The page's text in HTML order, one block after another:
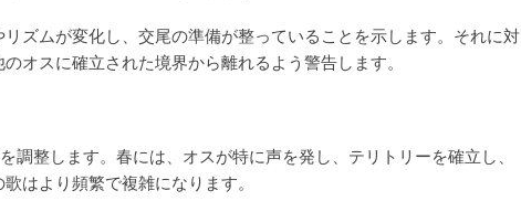
ズムが変化し、交尾の準備が整っていることを示します。それに対
オスに確立された境界から離れるよう警告します。
調整します。春には、オスが特に声を発し、テリトリーを確立し、
はより頻繁で複雑になります。